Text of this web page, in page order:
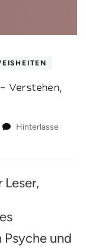
Verstehen,
Hinterlasse
Leser,
und